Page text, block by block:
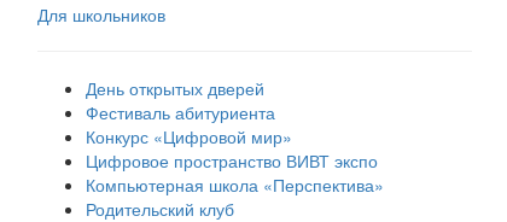
Для школьников
День открытых дверей
Фестиваль абитуриента
Конкурс «Цифровой мир»
Цифровое пространство ВИВТ экспо
Компьютерная школа «Перспектива»
Родительский клуб